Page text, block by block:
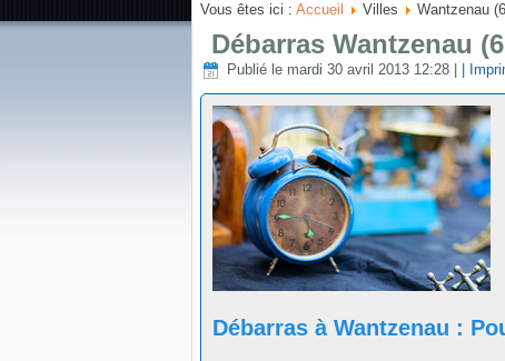
Vous êtes ici : Accueil Villes Wantzenau
Débarras Wantzenau
Publié le mardi 30 avril 2013 12:28 |
Débarras à Wantzenau :